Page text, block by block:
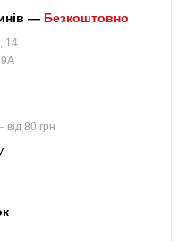
— Безкоштовно
14
80 грн